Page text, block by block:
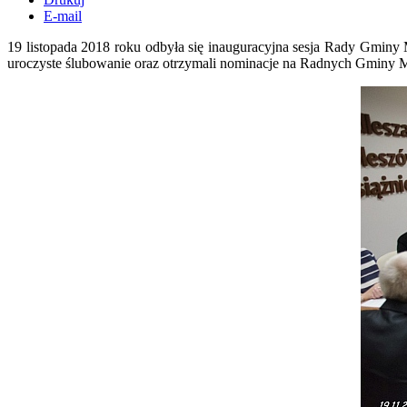
E-mail
19 listopada 2018 roku odbyła się inauguracyjna sesja Rady
uroczyste ślubowanie oraz otrzymali nominacje na Radnych Gminy